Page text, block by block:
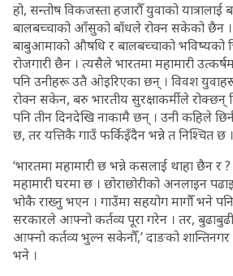
हो, सन्तोष विकजस्ता हजारौँ युवाको यात्रालाई
बालबच्चाको आँसुको बाँधले रोक्न सकेको छैन
बाबुआमाको औषधि र बालबच्चाको भविष्यको
रोजगारी छैन । त्यसैले भारतमा महामारी
पनि उनीहरू उतै ओइरिएका छन् । विवश
रोक्न सकेन, बरु भारतीय सुरक्षाकर्मीले रोक्छन्
पनि तीन दिनदेखि नाकामै छन् । उनी कहिले
छ, तर यत्तिकै गाउँ फर्किइँदैन भन्ने त निश्चित छ ।
‘भारतमा महामारी छ भन्ने कसलाई थाहा छैन र
महामारी घरमा छ । छोराछोरीको अनलाइन
भोकै राख्नु भएन । गाउँमा सहयोग मागौँ भने
सरकारले आफ्नो कर्तव्य पूरा गरेन । तर,
आफ्नो कर्तव्य भुल्न सकेनौँ,’ दाङको शान्तिनगर
भने ।